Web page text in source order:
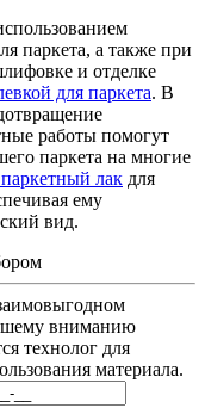
паркета, а также при
и отделке
для паркета. В
работы помогут
паркета на многие
лак для
ему
вид.
вниманию
технолог для
материала.